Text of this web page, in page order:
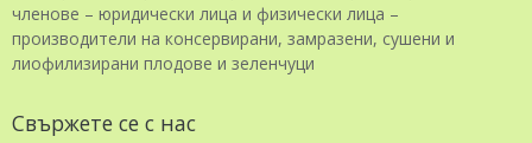
членове – юридически лица и физически лица –
производители на консервирани, замразени, сушени и
лиофилизирани плодове и зеленчуци
Свържете се с нас